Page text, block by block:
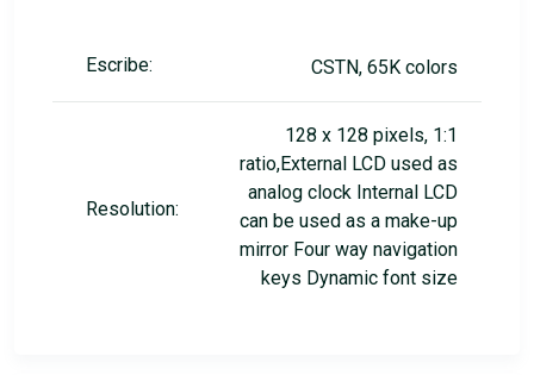
Escribe: CSTN, 65K colors
Resolution:
128 x 128 pixels, 1:1
ratio,External LCD used as
analog clock Internal LCD
can be used as a make-up
mirror Four way navigation
keys Dynamic font size